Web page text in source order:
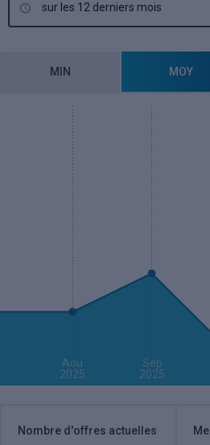
sur les 12 derniers mois
MIN MOY
Aou
2025
Sep
2025
Nombre d'offres actuelles